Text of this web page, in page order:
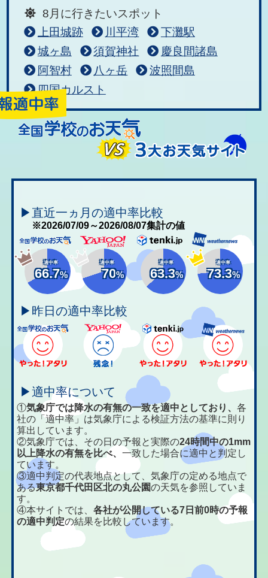
8月に行きたいスポット
上田城跡
川平湾
下灘駅
城ヶ島
須賀神社
慶良間諸島
阿智村
八ヶ岳
波照間島
四国カルスト
▶直近一ヵ月の適中率比較
※2026/07/09～2026/08/07集計の値
適中率
66.7%
適中率
70%
適中率
63.3%
適中率
73.3%
▶昨日の適中率比較
▶適中率について
①気象庁では降水の有無の一致を適中としており、各
社の「適中率」は気象庁による検証方法の基準に則り
算出しています。
②気象庁では、その日の予報と実際の24時間中の1mm
以上降水の有無を比べ、一致した場合に適中と判定し
ています。
③適中判定の代表地点として、気象庁の定める地点で
ある東京都千代田区北の丸公園の天気を参照していま
す。
④本サイトでは、各社が公開している7日前0時の予報
の適中判定の結果を比較しています。